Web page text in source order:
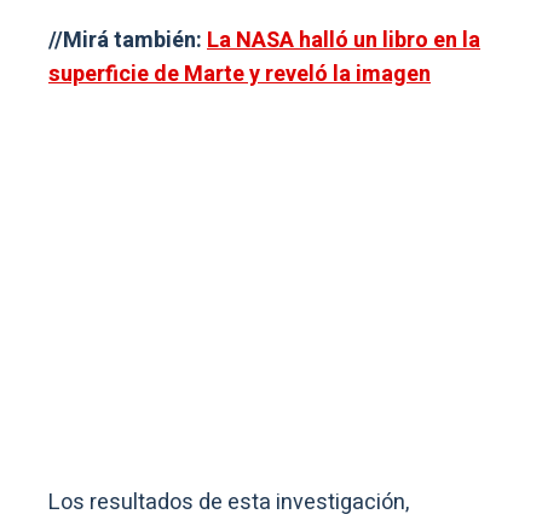
//Mirá también:La NASA halló un libro en la
superficie de Marte y reveló la imagen
Los resultados de esta investigación,